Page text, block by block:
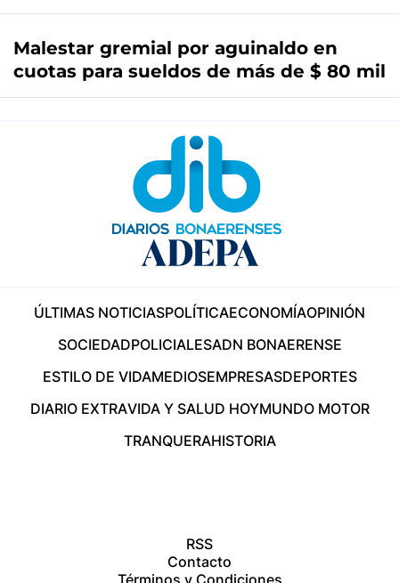
Malestar gremial por aguinaldo en
cuotas para sueldos de más de $ 80 mil
ÚLTIMAS NOTICIASPOLÍTICAECONOMÍAOPINIÓN
SOCIEDADPOLICIALESADN BONAERENSE
ESTILO DE VIDAMEDIOSEMPRESASDEPORTES
DIARIO EXTRAVIDA Y SALUD HOYMUNDO MOTOR
TRANQUERAHISTORIA
RSS
Contacto